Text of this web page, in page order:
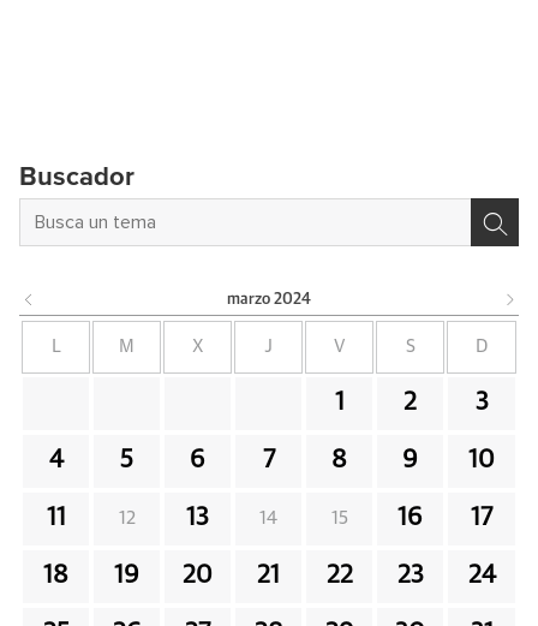
Buscador
marzo 2024
L M X J V S D
1 2 3
4 5 6 7 8 9 10
11 12 13 14 15 16 17
18 19 20 21 22 23 24